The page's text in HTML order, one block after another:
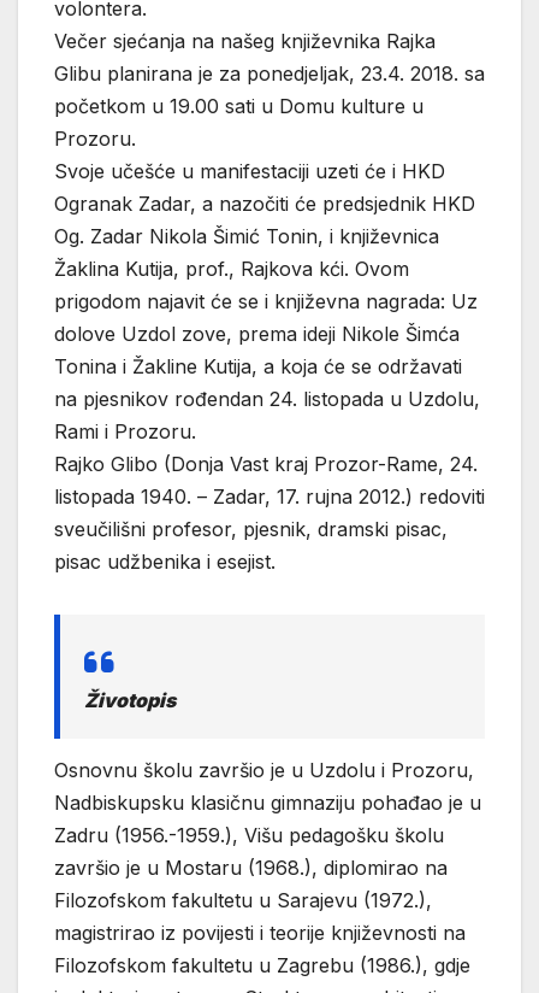
volontera.
Večer sjećanja na našeg književnika Rajka
Glibu planirana je za ponedjeljak, 23.4. 2018. sa
početkom u 19.00 sati u Domu kulture u
Prozoru.
Svoje učešće u manifestaciji uzeti će i HKD
Ogranak Zadar, a nazočiti će predsjednik HKD
Og. Zadar Nikola Šimić Tonin, i književnica
Žaklina Kutija, prof., Rajkova kći. Ovom
prigodom najavit će se i književna nagrada: Uz
dolove Uzdol zove, prema ideji Nikole Šimća
Tonina i Žakline Kutija, a koja će se održavati
na pjesnikov rođendan 24. listopada u Uzdolu,
Rami i Prozoru.
Rajko Glibo (Donja Vast kraj Prozor-Rame, 24.
listopada 1940. – Zadar, 17. rujna 2012.) redoviti
sveučilišni profesor, pjesnik, dramski pisac,
pisac udžbenika i esejist.
Životopis
Osnovnu školu završio je u Uzdolu i Prozoru,
Nadbiskupsku klasičnu gimnaziju pohađao je u
Zadru (1956.-1959.), Višu pedagošku školu
završio je u Mostaru (1968.), diplomirao na
Filozofskom fakultetu u Sarajevu (1972.),
magistrirao iz povijesti i teorije književnosti na
Filozofskom fakultetu u Zagrebu (1986.), gdje